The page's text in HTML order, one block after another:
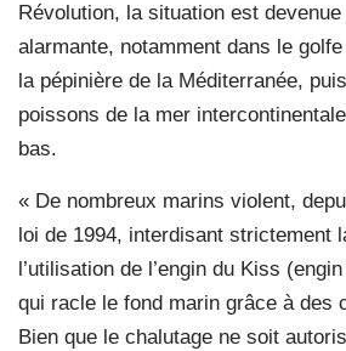
Révolution, la situation est
alarmante, notamment dans le
la pépinière de la Méditerranée,
poissons de la mer
bas.
« De nombreux marins violent,
loi de 1994, interdisant strictement
l’utilisation de l’engin du Kiss
qui racle le fond marin grâce à des
Bien que le chalutage ne soit